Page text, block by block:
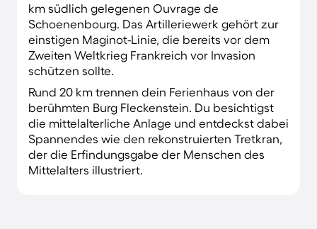
km südlich gelegenen Ouvrage de
Schoenenbourg. Das Artilleriewerk gehört zur
einstigen Maginot-Linie, die bereits vor dem
Zweiten Weltkrieg Frankreich vor Invasion
schützen sollte.
Rund 20 km trennen dein Ferienhaus von der
berühmten Burg Fleckenstein. Du besichtigst
die mittelalterliche Anlage und entdeckst dabei
Spannendes wie den rekonstruierten Tretkran,
der die Erfindungsgabe der Menschen des
Mittelalters illustriert.